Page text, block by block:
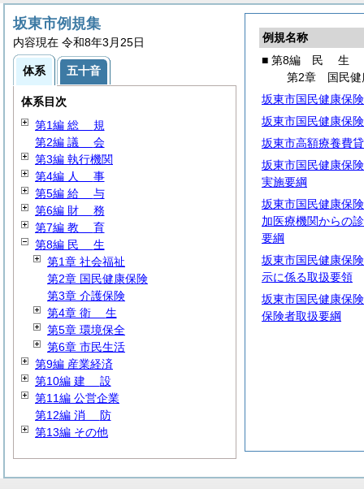
例規名称
■ 第8編
民 生
第2章 国民健
坂東市国民健康保
坂東市国民健康保
坂東市高額療養費
坂東市国民健康保
実施要綱
坂東市国民健康保
加医療機関からの
要綱
坂東市国民健康保
示に係る取扱要領
坂東市国民健康保
保険者取扱要綱
坂東市例規集
内容現在 令和8年3月25日
体系 五十音
体系目次
第1編 総 規
第2編 議 会
第3編 執行機関
第4編 人 事
第5編 給 与
第6編 財 務
第7編 教 育
第8編 民 生
第1章 社会福祉
第2章 国民健康保険
第3章 介護保険
第4章 衛 生
第5章 環境保全
第6章 市民生活
第9編 産業経済
第10編 建 設
第11編 公営企業
第12編 消 防
第13編 その他